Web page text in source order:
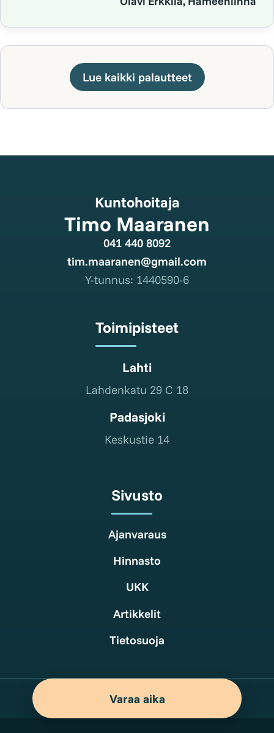
Lue kaikki palautteet
Kuntohoitaja
Timo Maaranen
041 440 8092
tim.maaranen@gmail.com
Y-tunnus: 1440590-6
Toimipisteet
Lahti
Lahdenkatu 29 C 18
Padasjoki
Keskustie 14
Sivusto
Ajanvaraus
Hinnasto
UKK
Artikkelit
Tietosuoja
Varaa aika